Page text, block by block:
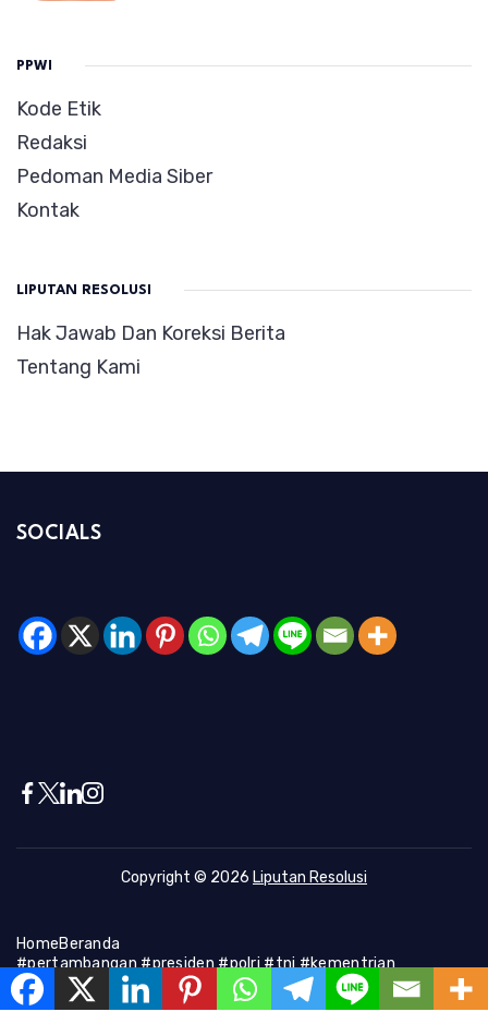
PPWI
Kode Etik
Redaksi
Pedoman Media Siber
Kontak
LIPUTAN RESOLUSI
Hak Jawab Dan Koreksi Berita
Tentang Kami
SOCIALS
Copyright © 2026 Liputan Resolusi
HomeBeranda
#pertambangan #presiden #polri #tni #kementrian
#presiden #Kapolri #indonesia